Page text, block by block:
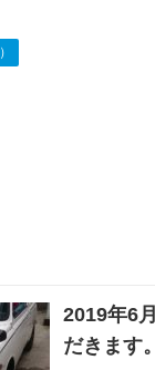
2019年6
だきます。